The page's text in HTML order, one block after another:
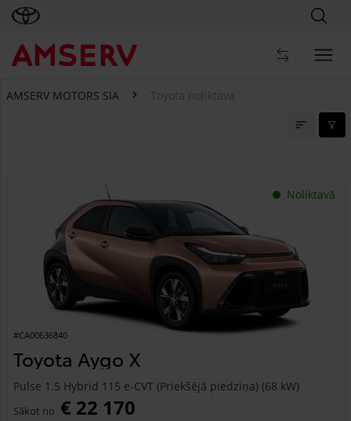
AMSERV MOTORS SIA Toyota noliktava
Noliktavā
#CA00636840
Toyota Aygo X
Pulse 1.5 Hybrid 115 e-CVT (Priekšējā piedziņa) (68 kW)
Sākot no € 22 170